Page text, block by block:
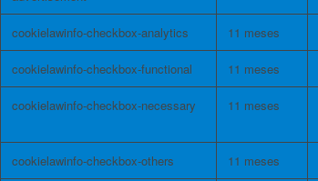
cookielawinfo-checkbox-analytics 11 meses
cookielawinfo-checkbox-functional 11 meses
cookielawinfo-checkbox-necessary 11 meses
cookielawinfo-checkbox-others 11 meses